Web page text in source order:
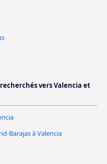
vers Valencia et
Barajas à Valencia